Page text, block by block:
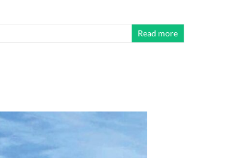
Read more